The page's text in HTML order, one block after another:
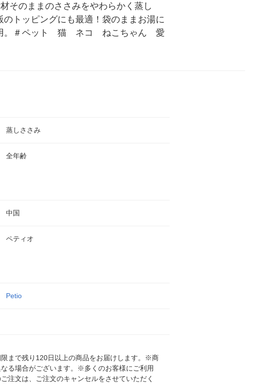
そのままのささみをやわらかく蒸し
トッピングにも最適！袋のままお湯に
＃ペット　猫　ネコ　ねこちゃん　愛
蒸しささみ
全年齢
中国
ペティオ
Petio
まで残り120日以上の商品をお届けします。※商
る場合がございます。※多くのお客様にご利用
注文は、ご注文のキャンセルをさせていただく